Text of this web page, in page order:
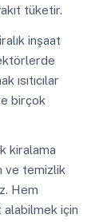
tüketir.
inşaat
ısıtıcılar
birçok
kiralama
ve temizlik
Hem
için